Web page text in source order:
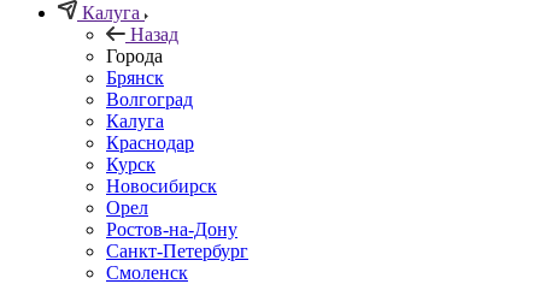
Калуга
Назад
Города
Брянск
Волгоград
Калуга
Краснодар
Курск
Новосибирск
Орел
Ростов-на-Дону
Санкт-Петербург
Смоленск